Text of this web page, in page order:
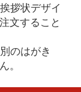
拶状デザイ
文すること
のはがき
。